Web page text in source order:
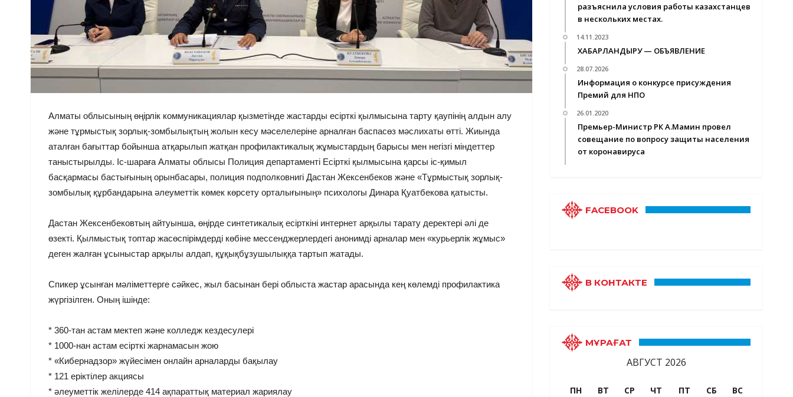
Алматы облысының өңірлік коммуникациялар қызметінде жастарды есірткі қылмысына тарту қаупінің алдын алу
және тұрмыстық зорлық-зомбылықтың жолын кесу мәселелеріне арналған баспасөз мәслихаты өтті. Жиында
аталған бағыттар бойынша атқарылып жатқан профилактикалық жұмыстардың барысы мен негізгі міндеттер
таныстырылды. Іс-шараға Алматы облысы Полиция департаменті Есірткі қылмысына қарсы іс-қимыл
басқармасы бастығының орынбасары, полиция подполковнигі Дастан Жексенбеков және «Тұрмыстық зорлық-
зомбылық құрбандарына әлеуметтік көмек көрсету орталығының» психологы Динара Қуатбекова қатысты.
Дастан Жексенбековтың айтуынша, өңірде синтетикалық есірткіні интернет арқылы тарату деректері әлі де
өзекті. Қылмыстық топтар жасөспірімдерді көбіне мессенджерлердегі анонимді арналар мен «курьерлік жұмыс»
деген жалған ұсыныстар арқылы алдап, құқықбұзушылыққа тартып жатады.
Спикер ұсынған мәліметтерге сәйкес, жыл басынан бері облыста жастар арасында кең көлемді профилактика
жүргізілген. Оның ішінде:
* 360-тан астам мектеп және колледж кездесулері
* 1000-нан астам есірткі жарнамасын жою
* «Кибернадзор» жүйесімен онлайн арналарды бақылау
* 121 еріктілер акциясы
* әлеуметтік желілерде 414 ақпараттық материал жариялау
разъяснила условия работы казахстанцев
в нескольких местах.
14.11.2023
ХАБАРЛАНДЫРУ — ОБЪЯВЛЕНИЕ
28.07.2026
Информация о конкурсе присуждения
Премий для НПО
26.01.2020
Премьер-Министр РК А.Мамин провел
совещание по вопросу защиты населения
от коронавируса
FACEBOOK
В КОНТАКТЕ
МҰРАҒАТ
АВГУСТ 2026
ПН ВТ СР ЧТ ПТ СБ ВС